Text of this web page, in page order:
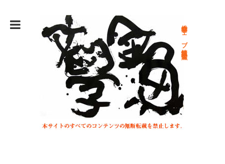
総合文学ウェブ情報誌 文学金魚